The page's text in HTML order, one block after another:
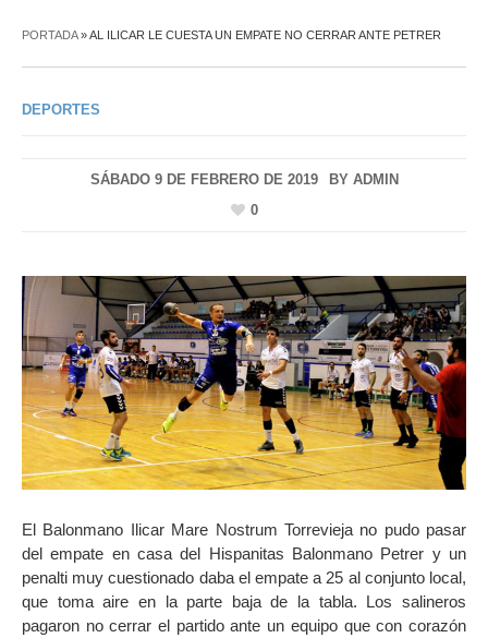
PORTADA»AL ILICAR LE CUESTA UN EMPATE NO CERRAR ANTE PETRER
DEPORTES
SÁBADO 9 DE FEBRERO DE 2019 BY ADMIN
0
El Balonmano Ilicar Mare Nostrum Torrevieja no pudo pasar
del empate en casa del Hispanitas Balonmano Petrer y un
penalti muy cuestionado daba el empate a 25 al conjunto local,
que toma aire en la parte baja de la tabla. Los salineros
pagaron no cerrar el partido ante un equipo que con corazón